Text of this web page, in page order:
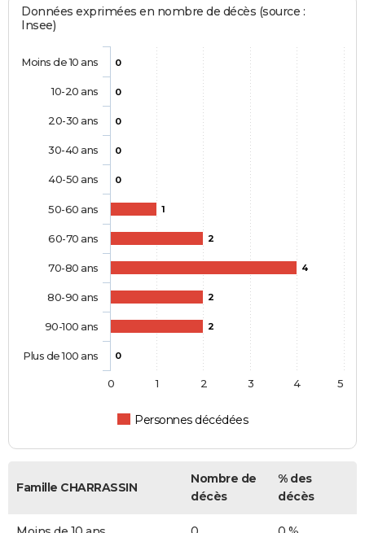
Données exprimées en nombre de décès (source :
Insee)
0
0
0
0
0
1
2
4
2
2
0
Personnes décédées
Moins de 10 ans
10-20 ans
20-30 ans
30-40 ans
40-50 ans
50-60 ans
60-70 ans
70-80 ans
80-90 ans
90-100 ans
Plus de 100 ans
0 1 2 3 4 5
Famille CHARRASSIN
Nombre de
décès
% des
décès